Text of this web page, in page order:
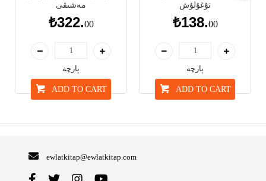
مەشىقى
₺322.00
پارچە
ADD TO CART
تۇغۇلۇش
₺138.00
پارچە
ADD TO CART
ewlatkitap@ewlatkitap.com